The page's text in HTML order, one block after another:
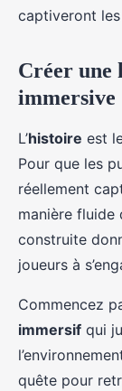
captiveront les
Créer une
immersive
L’histoire est
Pour que les
réellement
manière fluide
construite
joueurs à
Commencez
immersif qui
quête pour